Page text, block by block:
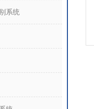
系统